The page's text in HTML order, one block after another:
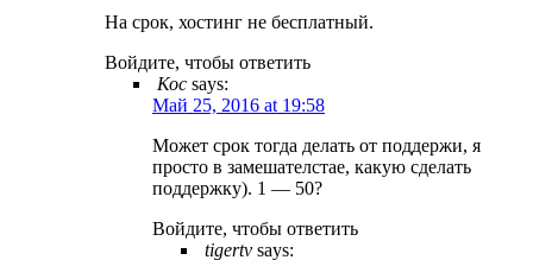
На срок, хостинг не бесплатный.
Войдите, чтобы ответить
Кос says:
Май 25, 2016 at 19:58
Может срок тогда делать от поддержи, я
просто в замешателстае, какую сделать
поддержку). 1 — 50?
Войдите, чтобы ответить
tigertv says: